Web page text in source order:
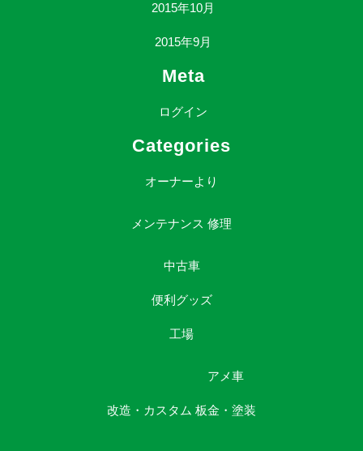
2015年10月
2015年9月
Meta
ログイン
Categories
オーナーより
メンテナンス 修理
中古車
便利グッズ
工場
改造・カスタム
アメ車
板金・塗装